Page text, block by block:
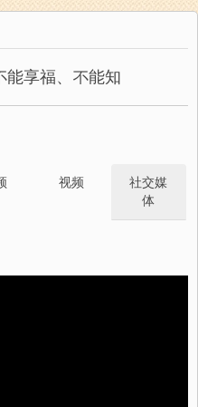
能享福、不能知
视频
社交媒
体